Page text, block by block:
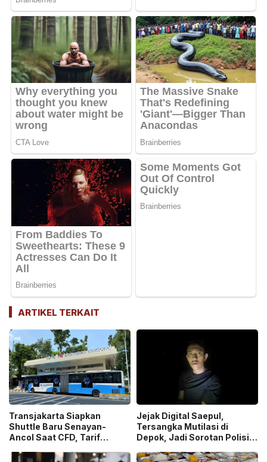
ARTIKEL TERKAIT
Transjakarta Siapkan
Shuttle Baru Senayan-
Ancol Saat CFD, Tarif
Jejak Digital Saepul,
Tersangka Mutilasi di
Depok, Jadi Sorotan Polisi